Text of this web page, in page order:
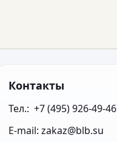
Контакты
Тел.:  +7 (495) 926-49-46
E-mail: zakaz@blb.su